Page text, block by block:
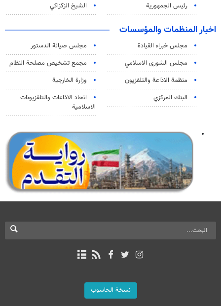
رئيس الجمهورية
الشيخ الزكزاكي
اخبار المنظمات والمؤسسات
مجلس خبراء القيادة
مجلس صيانة الدستور
مجلس الشورى الاسلامي
مجمع تشخيص مصلحة النظام
منظمة الاذاعة والتلفزیون
وزارة الخارجية
البنك المركزي
اتحاد الاذاعات والتلفزيونات
الاسلامية
نسخة الحاسوب